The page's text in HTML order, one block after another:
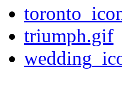
triumph.gif